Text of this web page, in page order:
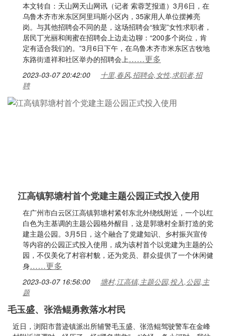
本文转自：天山网天山网讯（记者 索蓉芝报道）3月6日，在
乌鲁木齐市米东区阿里玛斯小区内，35家用人单位摆摊亮
岗。与其他招聘会不同的是，这场招聘会“独宠”女性求职者，
居民丁光丽和闺蜜在招聘会上边走边聊：“200多个岗位，肯
定有适合我们的。”3月6日下午，在乌鲁木齐市米东区古牧地
东路街道祥和社区举办的招聘会上……更多
2023-03-07 20:42:00
十里,春风,招聘会,女性,求职者,招
聘
江高镇郭塘村首个党建主题公园正式投入使用
在广州市白云区江高镇郭塘村紧邻东北外绕线附近，一个以红
白色为主基调的主题公园格外醒目，这是郭塘村全新打造的党
建主题公园。3月5日，这个融合了党建知识、乡村振兴宣传
等内容的公园正式投入使用，成为该村首个以党建为主题的公
园，不仅美化了村容村貌，还为党员、群众提供了一个休闲健
身……更多
2023-03-07 16:56:00
塘村,江高镇,主题公园,投入,公园,主
题
毛玉盛、张浩鲲勇救落水村民
近日，浏阳市普迹镇派出所辅警毛玉盛、张浩鲲驾驶警车在金峰